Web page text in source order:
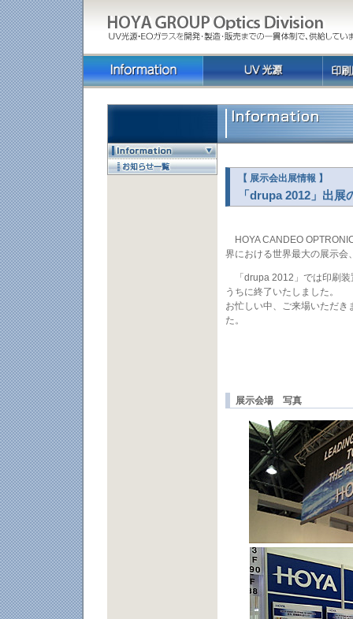
【 展示会出展情報 】
「drupa 2012」出
HOYA CANDEO
界における世界最大の展示
「drupa 2012」では印刷
うちに終了いたしました。
お忙しい中、ご来場いただ
た。
展示会場 写真